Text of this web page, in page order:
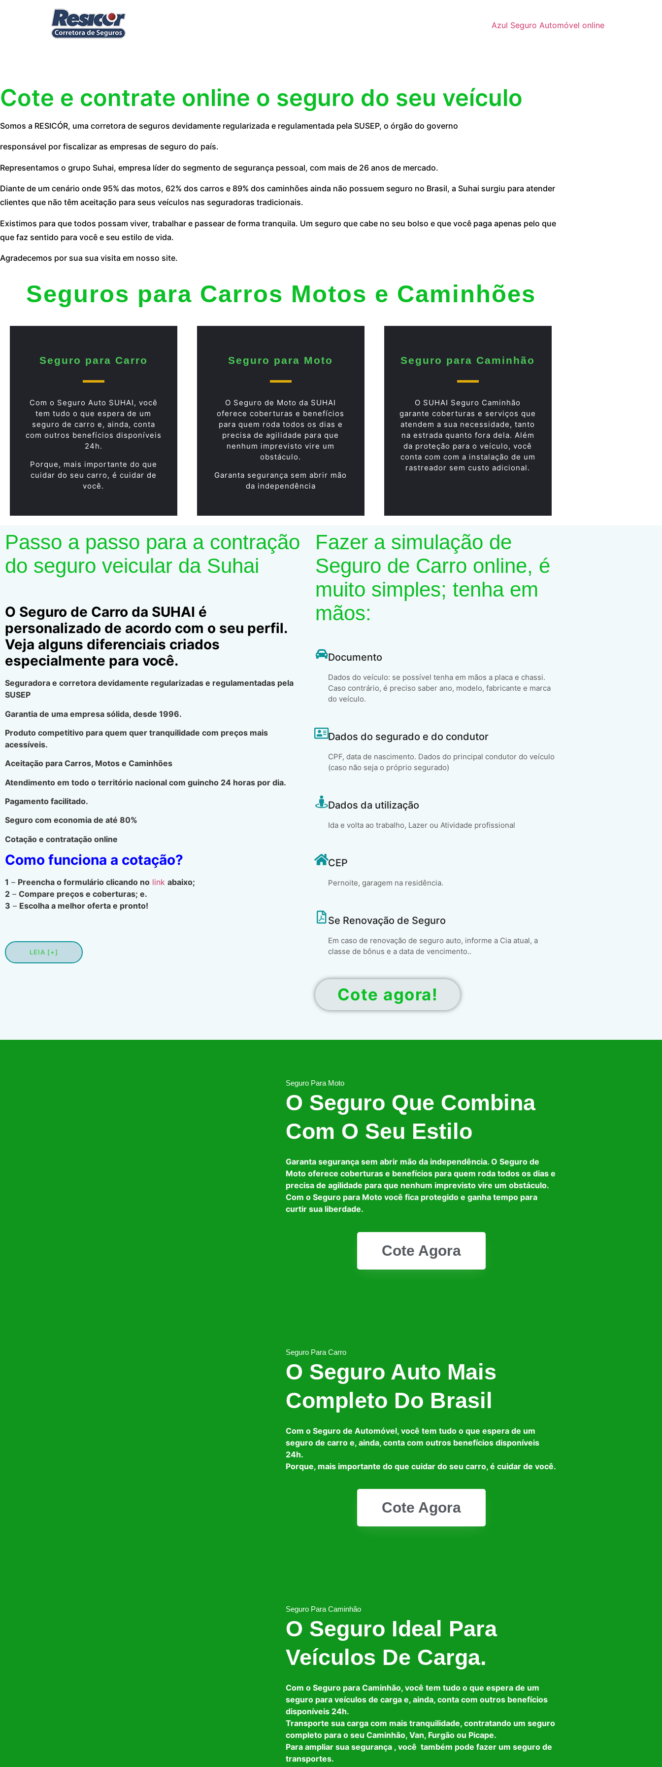
Azul Seguro Automóvel online
Cote e contrate online o seguro do seu veículo
Somos a RESICÓR, uma corretora de seguros devidamente regularizada e regulamentada pela SUSEP, o órgão do governo
responsável por fiscalizar as empresas de seguro do país.
Representamos o grupo Suhai, empresa líder do segmento de segurança pessoal, com mais de 26 anos de mercado.
Diante de um cenário onde 95% das motos, 62% dos carros e 89% dos caminhões ainda não possuem seguro no Brasil, a Suhai surgiu para atender
clientes que não têm aceitação para seus veículos nas seguradoras tradicionais.
Existimos para que todos possam viver, trabalhar e passear de forma tranquila. Um seguro que cabe no seu bolso e que você paga apenas pelo que
que faz sentido para você e seu estilo de vida.
Agradecemos por sua sua visita em nosso site.
Seguros para Carros Motos e Caminhões
Seguro para Carro
Com o Seguro Auto SUHAI, você
tem tudo o que espera de um
seguro de carro e, ainda, conta
com outros benefícios disponíveis
24h.
Porque, mais importante do que
cuidar do seu carro, é cuidar de
você.
Seguro para Moto
O Seguro de Moto da SUHAI
oferece coberturas e benefícios
para quem roda todos os dias e
precisa de agilidade para que
nenhum imprevisto vire um
obstáculo.
Garanta segurança sem abrir mão
da independência
Seguro para Caminhão
O SUHAI Seguro Caminhão
garante coberturas e serviços que
atendem a sua necessidade, tanto
na estrada quanto fora dela. Além
da proteção para o veículo, você
conta com com a instalação de um
rastreador sem custo adicional.
Passo a passo para a contração
do seguro veicular da Suhai
O Seguro de Carro da SUHAI é
personalizado de acordo com o seu perfil.
Veja alguns diferenciais criados
especialmente para você.
Seguradora e corretora devidamente regularizadas e regulamentadas pela
SUSEP
Garantia de uma empresa sólida, desde 1996.
Produto competitivo para quem quer tranquilidade com preços mais
acessíveis.
Aceitação para Carros, Motos e Caminhões
Atendimento em todo o território nacional com guincho 24 horas por dia.
Pagamento facilitado.
Seguro com economia de até 80%
Cotação e contratação online
Como funciona a cotação?
1 – Preencha o formulário clicando no link abaixo;
2 – Compare preços e coberturas; e.
3 – Escolha a melhor oferta e pronto!
LEIA [+]
Fazer a simulação de
Seguro de Carro online, é
muito simples; tenha em
mãos:
Documento
Dados do veículo: se possível tenha em mãos a placa e chassi.
Caso contrário, é preciso saber ano, modelo, fabricante e marca
do veículo.
Dados do segurado e do condutor
CPF, data de nascimento. Dados do principal condutor do veículo
(caso não seja o próprio segurado)
Dados da utilização
Ida e volta ao trabalho, Lazer ou Atividade profissional
CEP
Pernoite, garagem na residência.
Se Renovação de Seguro
Em caso de renovação de seguro auto, informe a Cia atual, a
classe de bônus e a data de vencimento..
Cote agora!
Seguro Para Moto
O Seguro Que Combina
Com O Seu Estilo
Garanta segurança sem abrir mão da independência. O Seguro de
Moto oferece coberturas e benefícios para quem roda todos os dias e
precisa de agilidade para que nenhum imprevisto vire um obstáculo.
Com o Seguro para Moto você fica protegido e ganha tempo para
curtir sua liberdade.
Cote Agora
Seguro Para Carro
O Seguro Auto Mais
Completo Do Brasil
Com o Seguro de Automóvel, você tem tudo o que espera de um
seguro de carro e, ainda, conta com outros benefícios disponíveis
24h.
Porque, mais importante do que cuidar do seu carro, é cuidar de você.
Cote Agora
Seguro Para Caminhão
O Seguro Ideal Para
Veículos De Carga.
Com o Seguro para Caminhão, você tem tudo o que espera de um
seguro para veículos de carga e, ainda, conta com outros benefícios
disponíveis 24h.
Transporte sua carga com mais tranquilidade, contratando um seguro
completo para o seu Caminhão, Van, Furgão ou Picape.
Para ampliar sua segurança , você também pode fazer um seguro de
transportes.